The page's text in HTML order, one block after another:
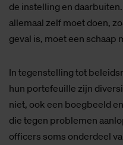
de instelling en
allemaal zelf moet doen,
geval is, moet een schaap
In tegenstelling tot
hun portefeuille zijn
niet, ook een boegbeeld
die tegen problemen
officers soms onderdeel